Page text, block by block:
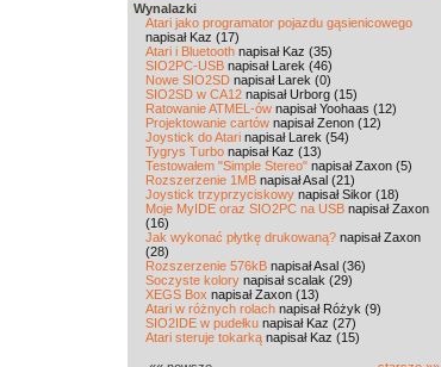
Wynalazki
Atari jako programator pojazdu gąsienicowego
napisał Kaz (17)
Atari i Bluetooth napisał Kaz (35)
SIO2PC-USB napisał Larek (46)
Nowe SIO2SD napisał Larek (0)
SIO2SD w CA12 napisał Urborg (15)
Ratowanie ATMEL-ów napisał Yoohaas (12)
Projektowanie cartów napisał Zenon (12)
Joystick do Atari napisał Larek (54)
Tygrys Turbo napisał Kaz (13)
Testowałem "Simple Stereo" napisał Zaxon (5)
Rozszerzenie 1MB napisał Asal (21)
Joystick trzyprzyciskowy napisał Sikor (18)
Moje MyIDE oraz SIO2PC na USB napisał Zaxon
(16)
Jak wykonać płytkę drukowaną? napisał Zaxon
(28)
Rozszerzenie 576kB napisał Asal (36)
Soczyste kolory napisał scalak (29)
XEGS Box napisał Zaxon (13)
Atari w różnych rolach napisał Różyk (9)
SIO2IDE w pudełku napisał Kaz (27)
Atari steruje tokarką napisał Kaz (15)